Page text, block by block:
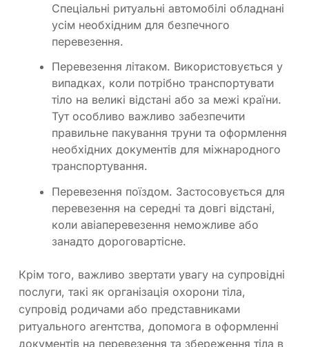
Спеціальні ритуальні автомобілі обладнані
усім необхідним для безпечного
перевезення.
Перевезення літаком. Використовується у
випадках, коли потрібно транспортувати
тіло на великі відстані або за межі країни.
Тут особливо важливо забезпечити
правильне пакування труни та оформлення
необхідних документів для міжнародного
транспортування.
Перевезення поїздом. Застосовується для
перевезення на середні та довгі відстані,
коли авіаперевезення неможливе або
занадто дороговартісне.
Крім того, важливо звертати увагу на супровідні
послуги, такі як організація охорони тіла,
супровід родичами або представниками
ритуального агентства, допомога в оформленні
документів на перевезення та збереження тіла в